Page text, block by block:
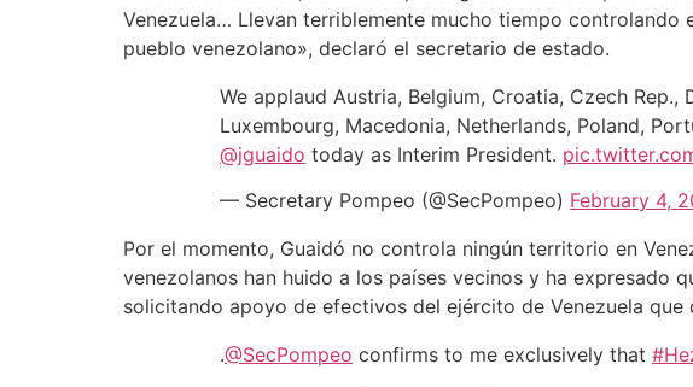
Venezuela… Llevan terriblemente mucho tiempo
pueblo venezolano», declaró el secretario de estado.
We applaud Austria, Belgium, Croatia, Czech Rep.,
Luxembourg, Macedonia, Netherlands, Poland,
@jguaido today as Interim President.
— Secretary Pompeo (@SecPompeo) February 4,
Por el momento, Guaidó no controla ningún territorio en
venezolanos han huido a los países vecinos y ha expresado
solicitando apoyo de efectivos del ejército de Venezuela que
.@SecPompeo confirms to me exclusively that